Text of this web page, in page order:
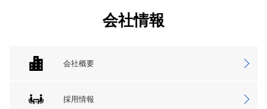
会社情報
会社概要
採用情報